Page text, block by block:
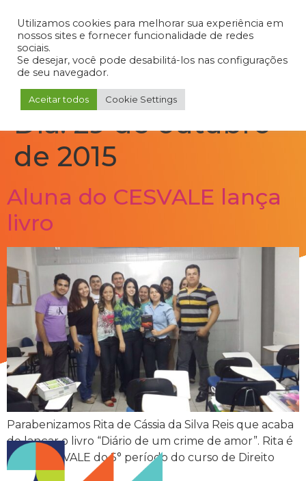
Admin Portal do Aluno Portal do Professor Portal do Coordenador
Dia:29 de outubro
de 2015
Aluna do CESVALE lança
livro
Parabenizamos Rita de Cássia da Silva Reis que acaba
de lançar o livro “Diário de um crime de amor”. Rita é
aluna CESVALE do 5° período do curso de Direito
(manhã).
Utilizamos cookies para melhorar sua experiência em
nossos sites e fornecer funcionalidade de redes
sociais.
Se desejar, você pode desabilitá-los nas configurações
de seu navegador.
Aceitar todos Cookie Settings